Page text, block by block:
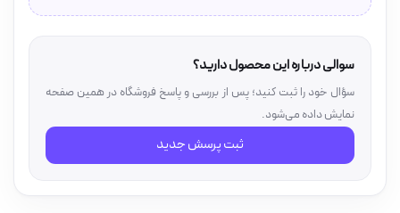
سوالی درباره این محصول دارید؟
سؤال خود را ثبت کنید؛ پس از بررسی و پاسخ فروشگاه در همین صفحه
نمایش داده می‌شود.
ثبت پرسش جدید